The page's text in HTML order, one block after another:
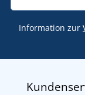
Information zur